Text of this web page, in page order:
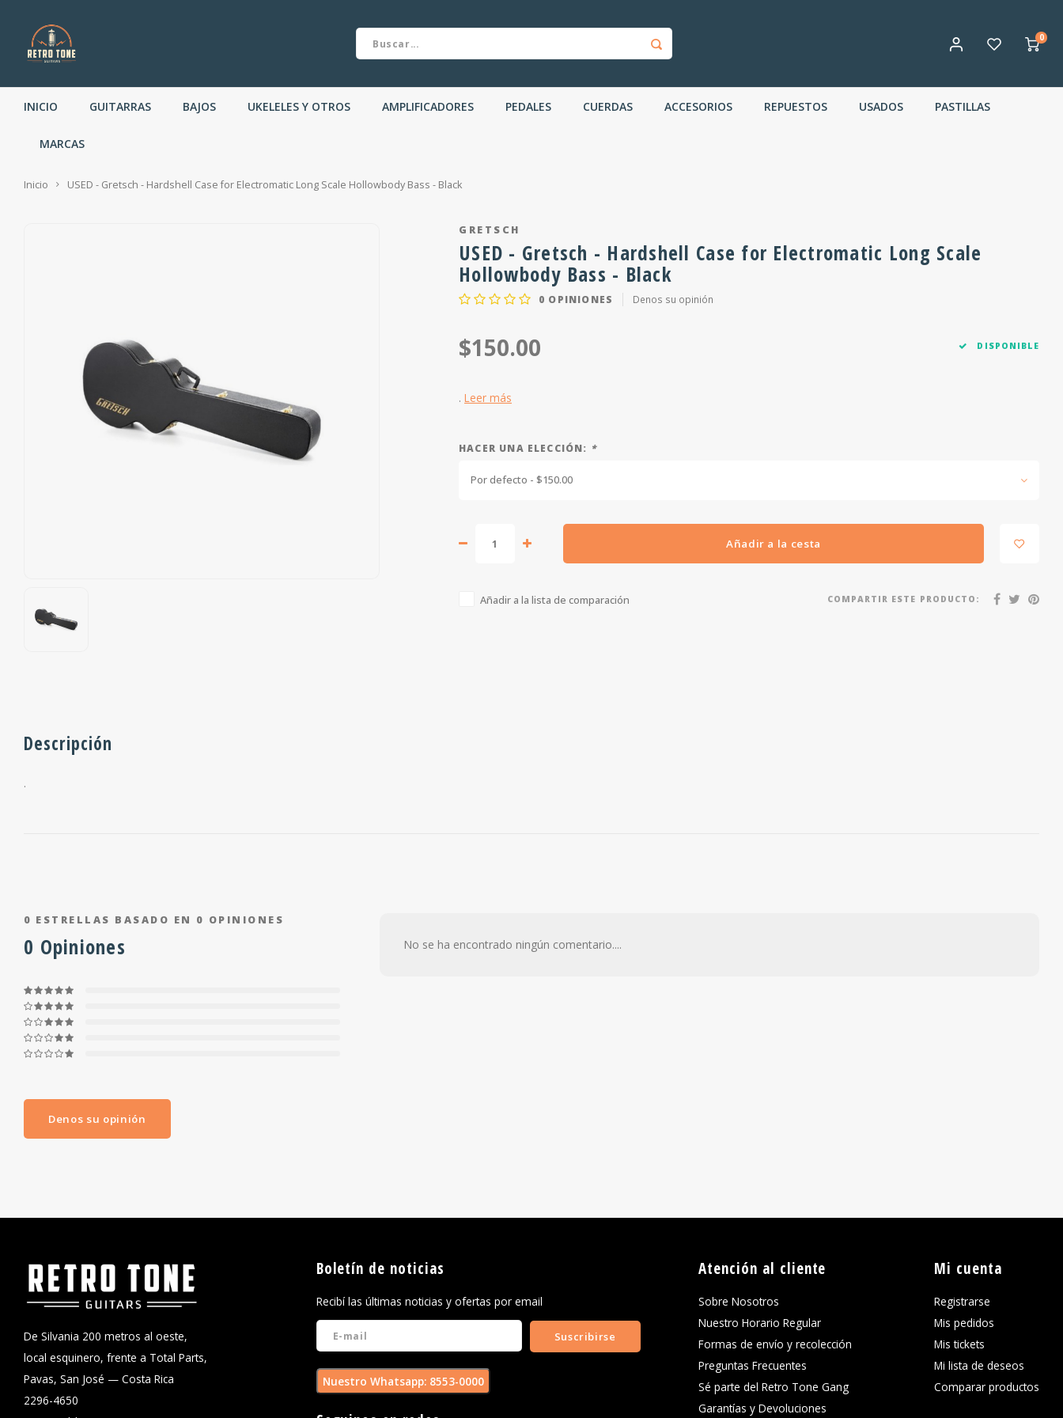
0
INICIO GUITARRAS BAJOS UKELELES Y OTROS AMPLIFICADORES PEDALES CUERDAS ACCESORIOS REPUESTOS USADOS PASTILLAS
MARCAS
Inicio USED - Gretsch - Hardshell Case for Electromatic Long Scale Hollowbody Bass - Black
GRETSCH
USED - Gretsch - Hardshell Case for Electromatic Long Scale
Hollowbody Bass - Black
0 OPINIONES Denos su opinión
$150.00 DISPONIBLE
. Leer más
HACER UNA ELECCIÓN: *
Por defecto - $150.00
Añadir a la cesta
Añadir a la lista de comparación COMPARTIR ESTE PRODUCTO:
Descripción
.
0 ESTRELLAS BASADO EN 0 OPINIONES
0 Opiniones
Denos su opinión
No se ha encontrado ningún comentario....
De Silvania 200 metros al oeste,
local esquinero, frente a Total Parts,
Pavas, San José — Costa Rica
2296-4650
Boletín de noticias
Recibí las últimas noticias y ofertas por email
Suscribirse
Nuestro Whatsapp: 8553-0000
Atención al cliente
Sobre Nosotros
Nuestro Horario Regular
Formas de envío y recolección
Preguntas Frecuentes
Sé parte del Retro Tone Gang
Garantías y Devoluciones
Mi cuenta
Registrarse
Mis pedidos
Mis tickets
Mi lista de deseos
Comparar productos